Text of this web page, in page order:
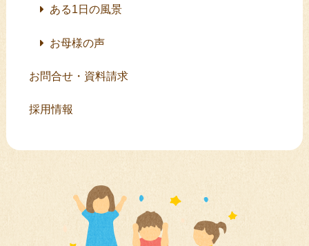
ある1日の風景
お母様の声
お問合せ・資料請求
採用情報